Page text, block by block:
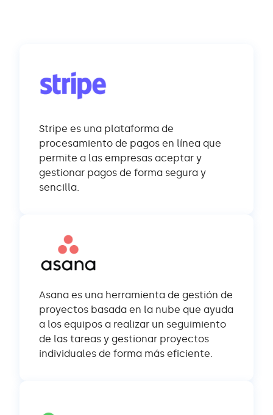
Stripe es una plataforma de
procesamiento de pagos en línea que
permite a las empresas aceptar y
gestionar pagos de forma segura y
sencilla.
Asana es una herramienta de gestión de
proyectos basada en la nube que ayuda
a los equipos a realizar un seguimiento
de las tareas y gestionar proyectos
individuales de forma más eficiente.